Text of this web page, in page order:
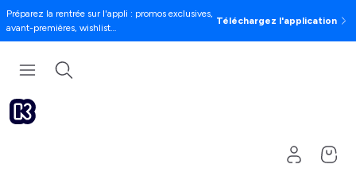
Préparez la rentrée sur l'appli : promos exclusives,
avant-premières, wishlist…
Téléchargez l'application